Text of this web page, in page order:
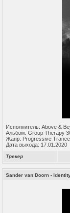
Исполнитель: Above &
Альбом: Group Therapy
Жанр: Progressive
Дата выхода: 17.01.2020
Трекер
Sander van Doorn -